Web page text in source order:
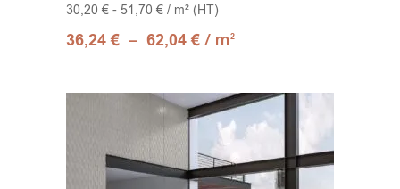
30,20 € - 51,70 € / m² (HT)
36,24€ – 62,04€ / m2